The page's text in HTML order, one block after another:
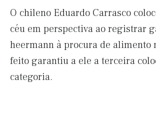
O chileno Eduardo Carrasco
céu em perspectiva ao registrar
heermann à procura de alimento
feito garantiu a ele a terceira
categoria.